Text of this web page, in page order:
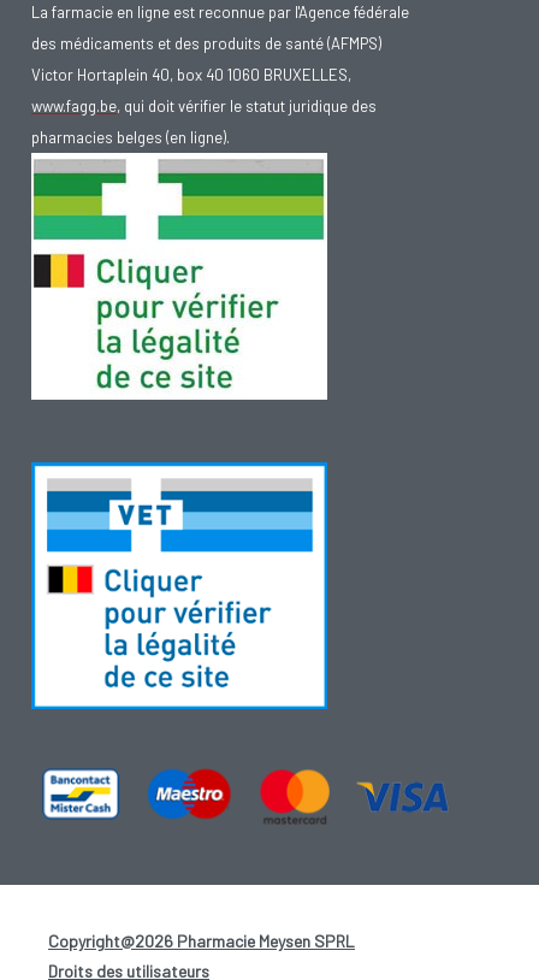
La farmacie en ligne est reconnue par l'Agence fédérale
des médicaments et des produits de santé (AFMPS)
Victor Hortaplein 40, box 40 1060 BRUXELLES,
www.fagg.be, qui doit vérifier le statut juridique des
pharmacies belges (en ligne).
Copyright@2026 Pharmacie Meysen SPRL
Droits des utilisateurs